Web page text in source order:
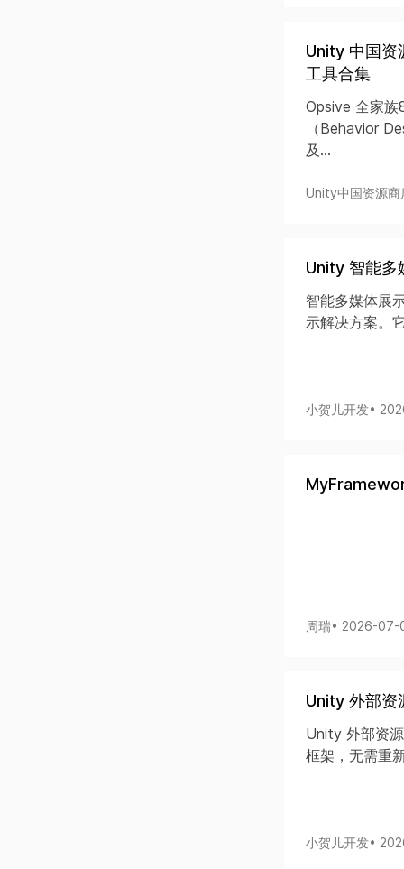
Unity 中国
工具合集
Opsive 全家
（Behavior
及...
Unity中国资源商
Unity 智能多
智能多媒体展
示解决方案。
小贺儿开发•
周瑞• 2026-07-
Unity 外部资
Unity 外部资
框架，无需重
小贺儿开发•